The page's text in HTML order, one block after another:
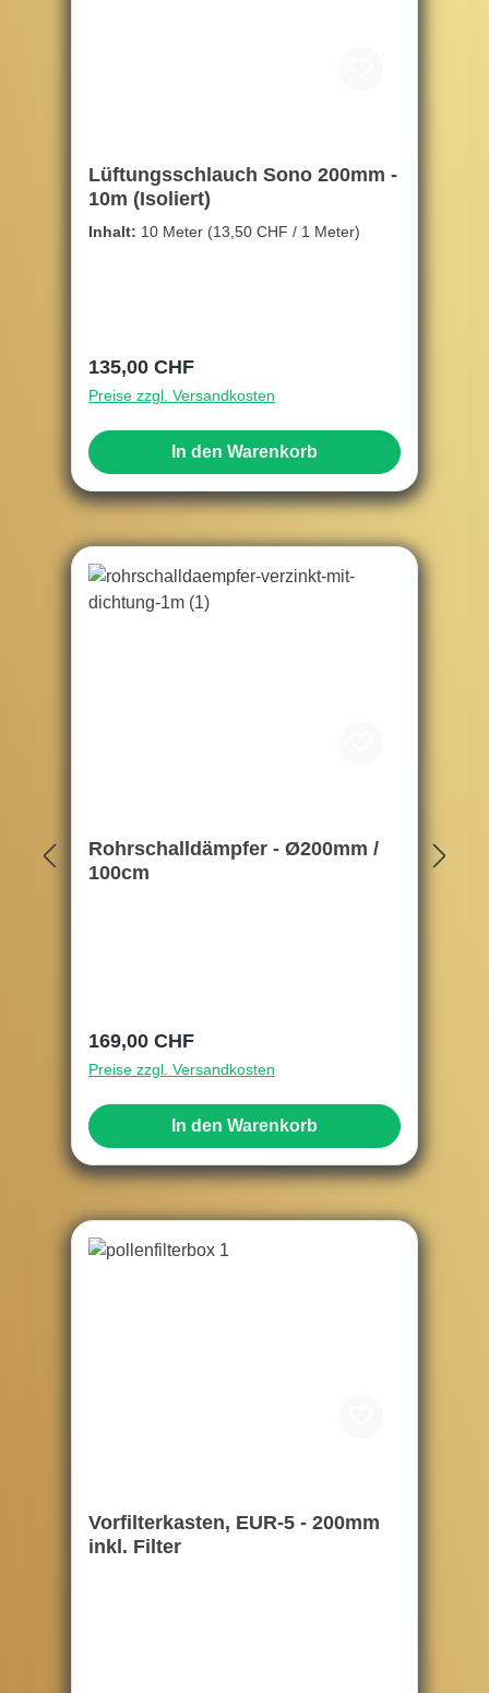
Lüftungsschlauch Sono 200mm -
10m (Isoliert)
Inhalt: 10 Meter (13,50 CHF / 1 Meter)
Regulärer Preis:
135,00 CHF
Preise zzgl. Versandkosten
In den Warenkorb
Rohrschalldämpfer - Ø200mm /
100cm
Regulärer Preis:
169,00 CHF
Preise zzgl. Versandkosten
In den Warenkorb
Vorfilterkasten, EUR-5 - 200mm
inkl. Filter